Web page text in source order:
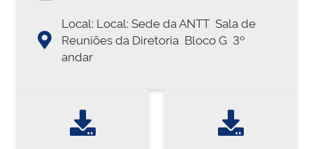
Local: Local: Sede da ANTT  Sala de
Reuniões da Diretoria  Bloco G  3º
andar